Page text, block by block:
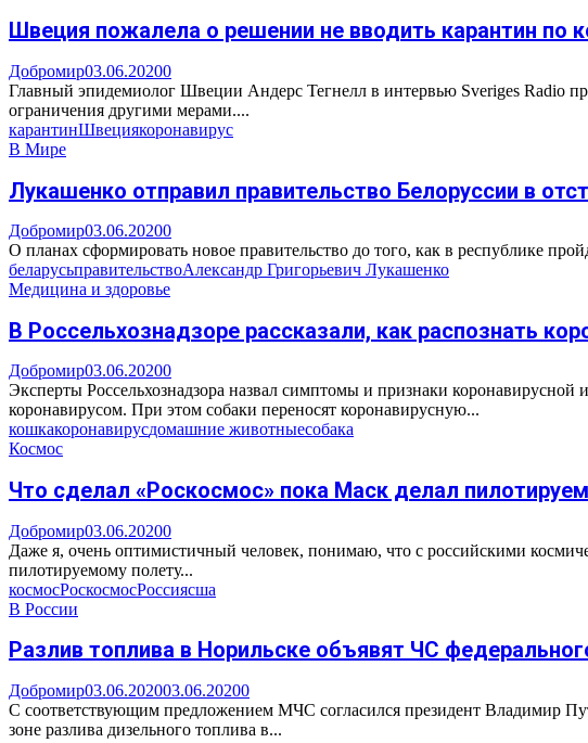
Швеция пожалела о решении не вводить карантин по
Добромир03.06.20200
Главный эпидемиолог Швеции Андерс Тегнелл в интервью Sveriges Radio
ограничения другими мерами....
карантинШвециякоронавирус
В Мире
Лукашенко отправил правительство Белоруссии в
Добромир03.06.20200
О планах сформировать новое правительство до того, как в республике
беларусьправительствоАлександр Григорьевич Лукашенко
Медицина и здоровье
В Россельхознадзоре рассказали, как распознать
Добромир03.06.20200
Эксперты Россельхознадзора назвал симптомы и признаки
коронавирусом. При этом собаки переносят коронавирусную...
кошкакоронавирусдомашние животныесобака
Космос
Что сделал «Роскосмос» пока Маск делал
Добромир03.06.20200
Даже я, очень оптимистичный человек, понимаю, что с российскими
пилотируемому полету...
космосРоскосмосРоссиясша
В России
Разлив топлива в Норильске объявят ЧС
Добромир03.06.202003.06.20200
С соответствующим предложением МЧС согласился президент Владимир
зоне разлива дизельного топлива в...